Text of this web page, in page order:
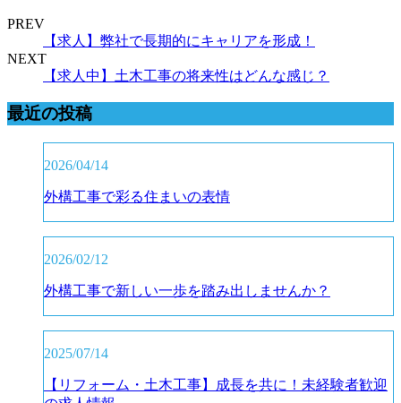
PREV
【求人】弊社で長期的にキャリアを形成！
NEXT
【求人中】土木工事の将来性はどんな感じ？
最近の投稿
2026/04/14
外構工事で彩る住まいの表情
2026/02/12
外構工事で新しい一歩を踏み出しませんか？
2025/07/14
【リフォーム・土木工事】成長を共に！未経験者歓迎